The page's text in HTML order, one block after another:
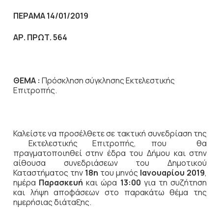
ΠΕΡΑΜΑ 14/01/2019
ΑΡ. ΠΡΩΤ. 564
ΘΕΜΑ : Πρόσκληση σύγκλησης Εκτελεστικής
Επιτροπής.
Καλείστε να προσέλθετε σε τακτική συνεδρίαση της
Εκτελεστικής Επιτροπής, που θα
πραγματοποιηθεί στην έδρα του Δήμου και στην
αίθουσα συνεδριάσεων του Δημοτικού
Καταστήματος την18η του μηνός Ιανουαρίου 2019,
ημέρα Παρασκευήκαι ώρα 13:00 για τη συζήτηση
και λήψη αποφάσεων στο παρακάτω θέμα της
ημερήσιας διάταξης.